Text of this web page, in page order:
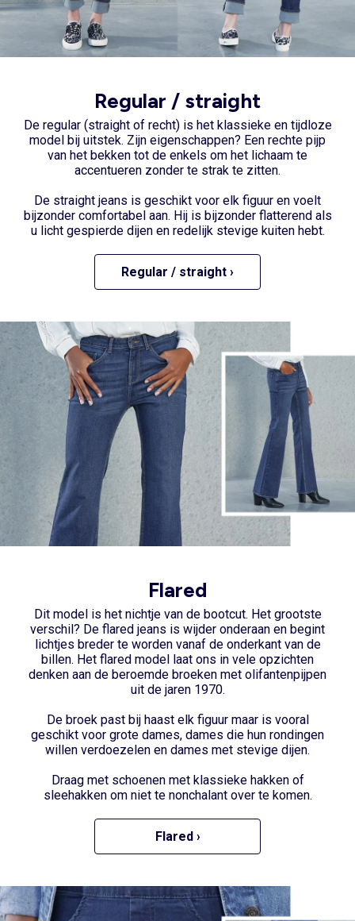
Regular / straight
De regular(straight of recht) is het klassieke en tijdloze
model bij uitstek. Zijn eigenschappen? Een rechte pijp
van het bekken tot de enkels om het lichaam te
accentueren zonder te strak te zitten.
De straight jeans is geschikt voor elk figuur en voelt
bijzonder comfortabel aan. Hij is bijzonder flatterend als
u licht gespierde dijen en redelijk stevige kuiten hebt.
Regular / straight ›
Flared
Dit model is het nichtje van de bootcut. Het grootste
verschil? De flared jeans is wijder onderaan en begint
lichtjes breder te worden vanaf de onderkant van de
billen. Het flared model laat ons in vele opzichten
denken aan de beroemde broeken met olifantenpijpen
uit de jaren 1970.
De broek past bij haast elk figuur maar is vooral
geschikt voor grote dames, dames die hun rondingen
willen verdoezelen en dames met stevige dijen.
Draag met schoenen met klassieke hakken of
sleehakken om niet te nonchalant over te komen.
Flared ›